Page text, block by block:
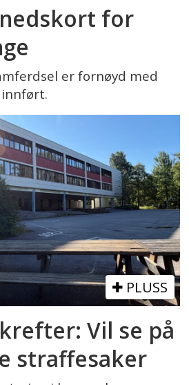
for
er fornøyd med
PLUSS
Vil se på
straffesaker